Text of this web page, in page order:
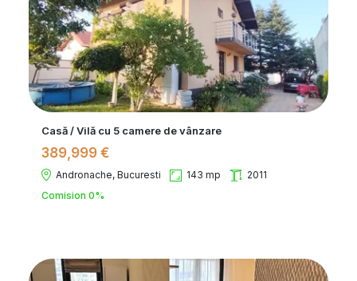
Casă / Vilă cu 5 camere de vânzare
389,999 €
Andronache, Bucuresti 143 mp
2011
Comision 0%